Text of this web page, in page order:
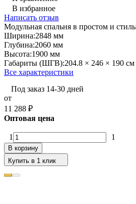
В избранное
Написать отзыв
Модульная спальня в простом и
Ширина:2848 мм
Глубина:2060 мм
Высота:1900 мм
Габариты (ШГВ):204.8 × 246 × 190 см
Все характеристики
Под заказ 14-30 дней
от
11 288 ₽
Оптовая цена
1 1
В корзину
Купить в 1 клик